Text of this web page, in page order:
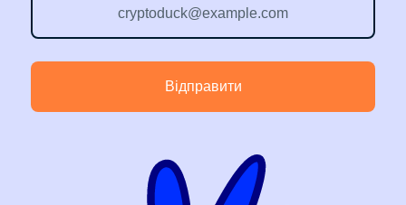
Відправити